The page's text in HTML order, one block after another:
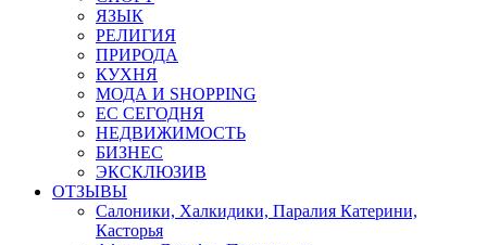
ЯЗЫК
РЕЛИГИЯ
ПРИРОДА
КУХНЯ
МОДА И SHOPPING
ЕС СЕГОДНЯ
НЕДВИЖИМОСТЬ
БИЗНЕС
ЭКСКЛЮЗИВ
ОТЗЫВЫ
Салоники, Халкидики, Паралия Катерини,
Касторья